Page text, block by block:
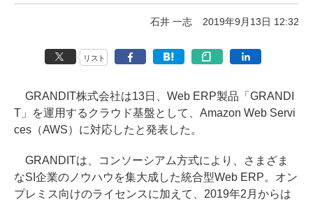
石井 一志 2019年9月13日 12:32
リスト
GRANDIT株式会社は13日、Web ERP製品「GRANDI
T」を運用するクラウド基盤として、Amazon Web Servi
ces（AWS）に対応したと発表した。
GRANDITは、コンソーシアム方式により、さまざま
なSI企業のノウハウを集大成した統合型Web ERP。オン
プレミス向けのライセンスに加えて、2019年2月からは